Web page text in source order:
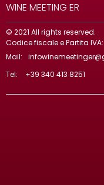
WINE MEETING ER
© 2021 All rights reserved.
Codice fiscale e Partita
Mail:
Tel:
+39 340 413 8251